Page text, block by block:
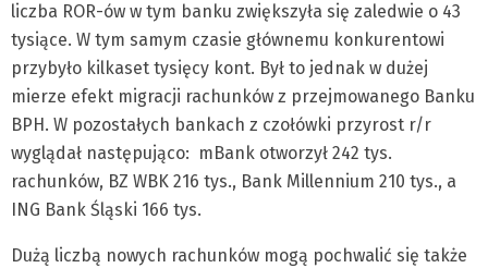
liczba ROR-ów w tym banku zwiększyła się zaledwie o 43
tysiące. W tym samym czasie głównemu konkurentowi
przybyło kilkaset tysięcy kont. Był to jednak w dużej
mierze efekt migracji rachunków z przejmowanego Banku
BPH. W pozostałych bankach z czołówki przyrost r/r
wyglądał następująco: mBank otworzył 242 tys.
rachunków, BZ WBK 216 tys., Bank Millennium 210 tys., a
ING Bank Śląski 166 tys.
Dużą liczbą nowych rachunków mogą pochwalić się także